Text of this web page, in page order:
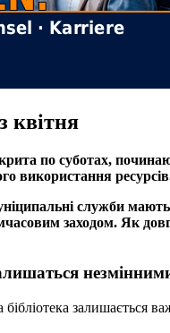
квітня
по суботах,
використання
служби
заходом. Як
залишається